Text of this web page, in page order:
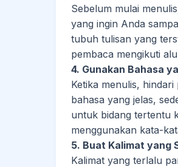
Sebelum mulai
yang ingin Anda
tubuh tulisan yang
pembaca mengikuti
4. Gunakan Bahasa
Ketika menulis,
bahasa yang jelas,
untuk bidang tertentu
menggunakan kata-
5. Buat Kalimat yang
Kalimat yang terlalu